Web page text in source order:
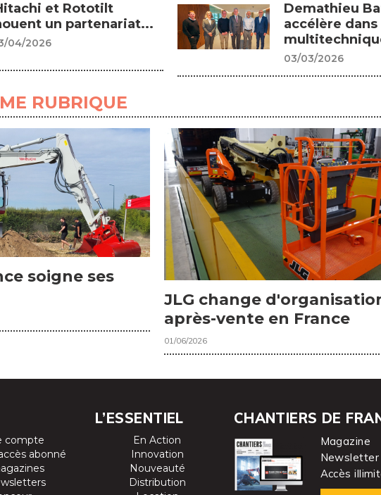
et Rototilt
un partenariat...
04/2026
Demathieu
accélère dans
03/03/2026
RUBRIQUE
soigne ses
JLG change
après-vente en France
01/06/2026
compte
abonné
L’ESSENTIEL
En Action
Innovation
Nouveauté
Distribution
CHANTIERS DE
Magazine
Newsletter
Accès